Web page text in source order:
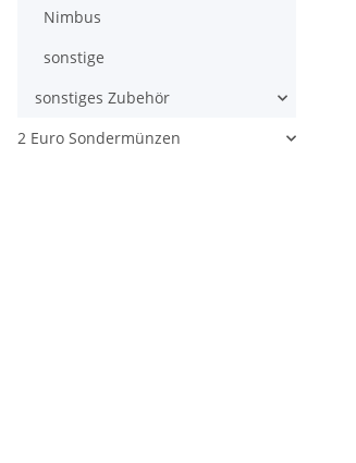
Nimbus
sonstige
sonstiges Zubehör
2 Euro Sondermünzen